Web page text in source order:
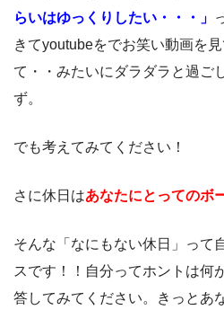
らいはゆっくりしたい・・・」
きてyoutubeをでお笑い動画を
て・・みたいにダラダラと過ご
ず。
でも考えてみてください！
さに休日はあなたにとってのボ
そんな「なにもない休日」って
スです！！自分ってホントは何
答してみてください。きっとあ